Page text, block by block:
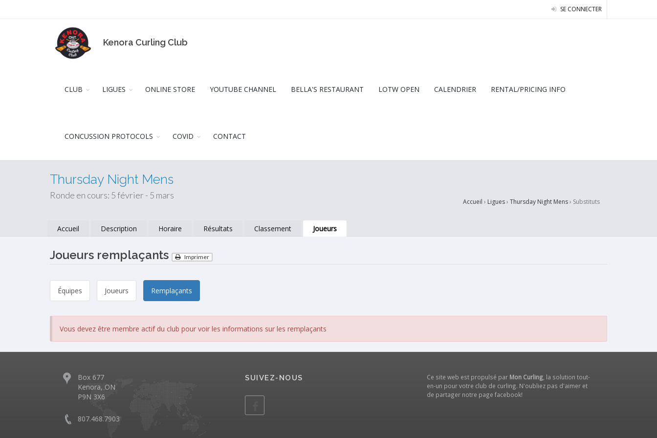
SE CONNECTER
Kenora Curling Club
CLUB LIGUES ONLINE STORE YOUTUBE CHANNEL BELLA'S RESTAURANT LOTW OPEN CALENDRIER RENTAL/PRICING INFO
CONCUSSION PROTOCOLS COVID CONTACT
Thursday Night Mens
Ronde en cours: 5 février - 5 mars
Accueil › Ligues› Thursday Night Mens› Substituts
Accueil Description Horaire Résultats Classement Joueurs
Joueurs remplaçants Imprimer
Équipes Joueurs Remplaçants
Vous devez être membre actif du club pour voir les informations sur les remplaçants
Box 677
Kenora, ON
P9N 3X6
807.468.7903
SUIVEZ-NOUS Ce site web est propulsé par Mon Curling , la solution tout-
en-un pour votre club de curling. N'oubliez pas d'aimer et
de partager notre page facebook!